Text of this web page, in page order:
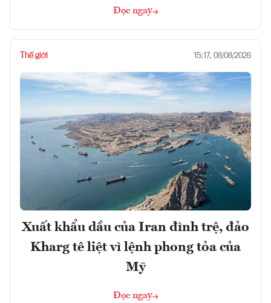
Đọc ngay
Thế giới 15:17, 08/08/2026
Xuất khẩu dầu của Iran đình trệ, đảo
Kharg tê liệt vì lệnh phong tỏa của
Mỹ
Đọc ngay